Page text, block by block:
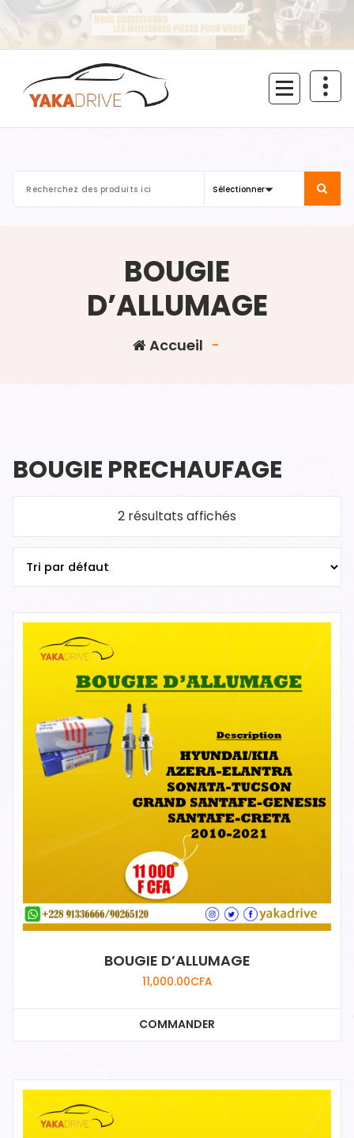
Aller
contenu
BOUGIE
D’ALLUMAGE
Accueil -
BOUGIE PRECHAUFAGE
2 résultats affichés
BOUGIE D’ALLUMAGE
11,000.00CFA
COMMANDER